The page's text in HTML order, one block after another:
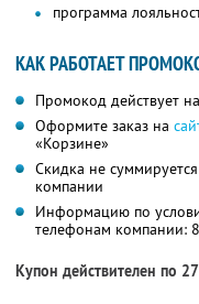
программа
КАК РАБОТАЕТ
Промокод действует
Оформите заказ на
«Корзине»
Скидка не
компании
Информацию по
телефонам компании:
Купон действителен по